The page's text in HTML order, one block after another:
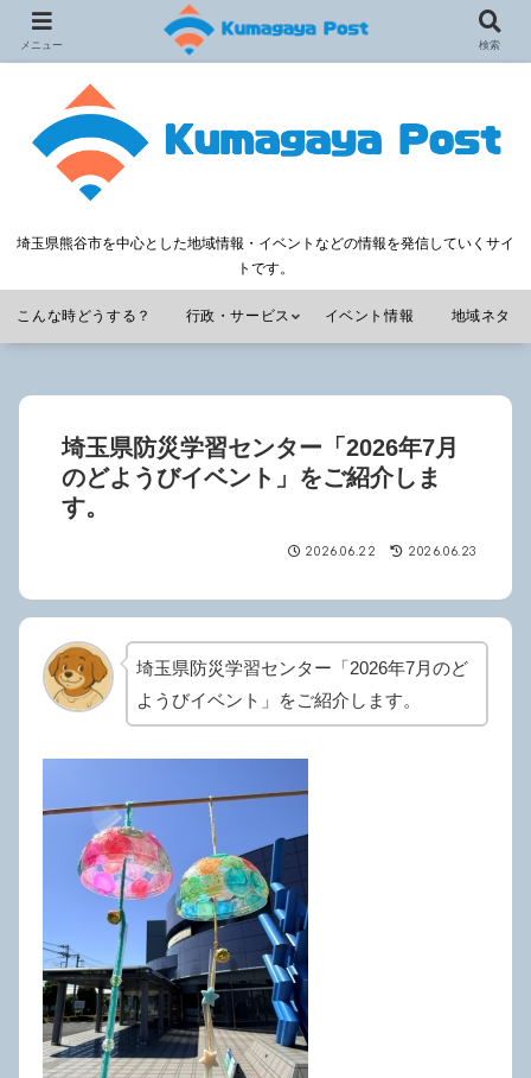
埼玉県熊谷市を中心とした地域情報・イベントなどの情報を発信していくサイ
トです。
こんな時どうする？ 行政・サービス イベント情報 地域ネタ
埼玉県防災学習センター「2026年7月
のどようびイベント」をご紹介しま
す。
2026.06.22 2026.06.23
埼玉県防災学習センター「2026年7月のど
ようびイベント」をご紹介します。
メニュー 検索